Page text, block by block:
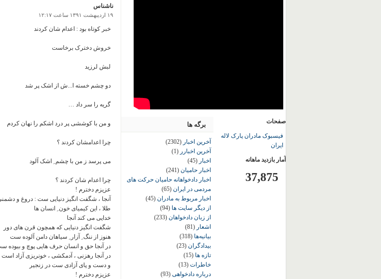
ناشناس
۱۹ اردیبهشت ۱۳۹۱ ساعت ۱۲:۱۷
خبر کوتاه بود : اعدام شان کردند
خروش دخترک برخاست
لبش لرزید
دو چشم خسته ا...ش از اشک پر شد
گریه را سر داد …
و من با کوششی پر درد اشکم را نهان کردم
چرا اعدامشان کردند ؟
می پرسد ز من با چشم ِ اشک آلود
چرا اعدام شان کردند ؟
عزیزم دخترم !
آنجا ، شگفت انگیز دنیایی ست : دروغ و
طلا ، این کیمیای خون ِ انسان ها
خدایی می کند آنجا
شگفت انگیز دنیایی که همچون قرن های دور
هنوز از ننگ ِ آزار ِ سیاهان دامن آلوده ست
در آنجا حق و انسان حرف هایی پوچ و بیوده
در آنجا رهزنی ، آدمکشی ، خونریزی آزاد است
و دست و پای آزادی ست در زنجیر
عزیزم دخترم !
برگه ها
آخرین اخبار (2302)
آخرین اخبارر (1)
اخبار (45)
اخبار حامیان (241)
اخبار دادخواهانه حامیان حرکت های
مردمی در ایران (65)
اخبار مربوط به مادران (45)
از دیگر سایت ها (94)
از زبان دادخواهان (233)
اشعار (81)
بیانیه‌ها (318)
بیدادگران (23)
تازه ها (15)
خاطرات (13)
درباره دادخواهی (93)
صفحات
فیسبوک مادران پارک لاله
ایران
آمار بازدید ماهانه
37,875